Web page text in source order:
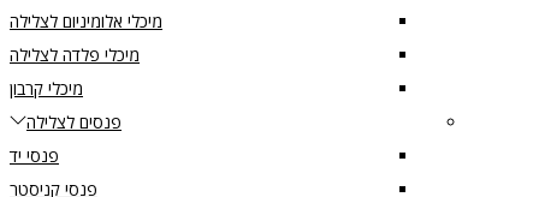
מיכלי אלומיניום לצלילה
מיכלי פלדה לצלילה
מיכלי קרבון
פנסים לצלילה
פנסי יד
פנסי קניסטר